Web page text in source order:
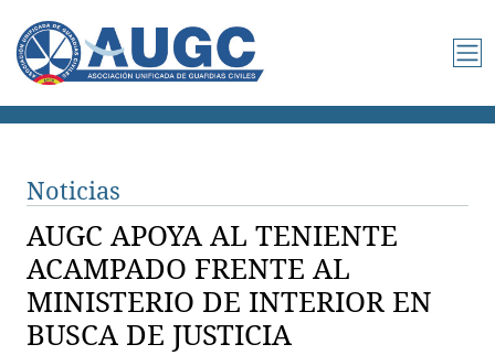
Noticias
AUGC APOYA AL TENIENTE
ACAMPADO FRENTE AL
MINISTERIO DE INTERIOR EN
BUSCA DE JUSTICIA